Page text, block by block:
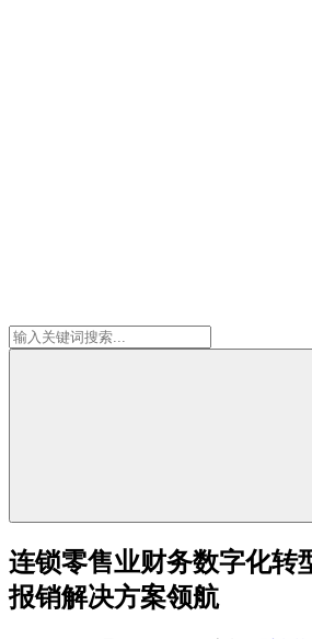
连锁零售业财务数字化转
报销解决方案领航